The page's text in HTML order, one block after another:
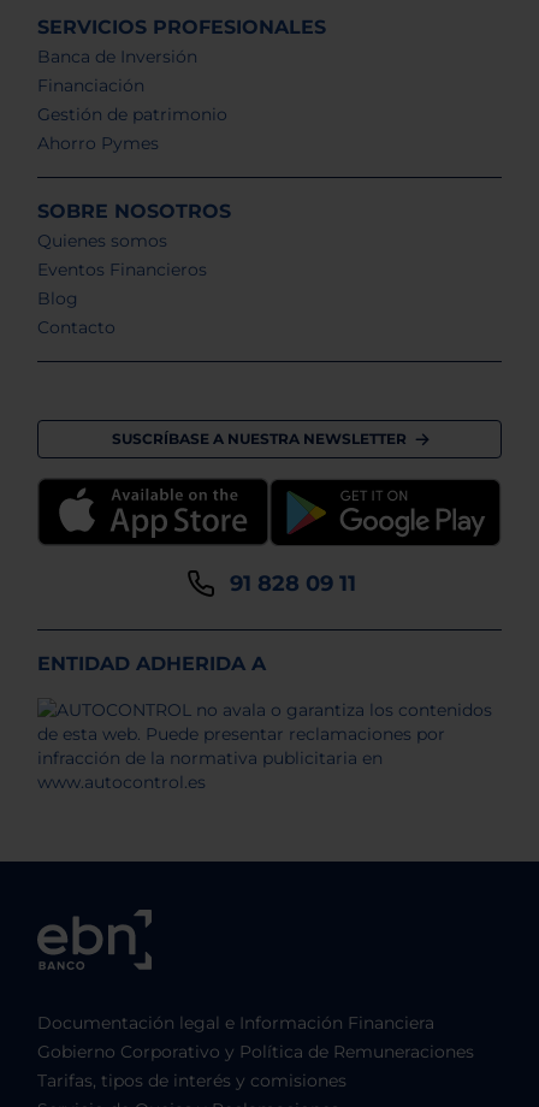
SERVICIOS PROFESIONALES
Banca de Inversión
Financiación
Gestión de patrimonio
Ahorro Pymes
SOBRE NOSOTROS
Quienes somos
Eventos Financieros
Blog
Contacto
SUSCRÍBASE A NUESTRA NEWSLETTER
91 828 09 11
ENTIDAD ADHERIDA A
Documentación legal e Información Financiera
Gobierno Corporativo y Política de Remuneraciones
Tarifas, tipos de interés y comisiones